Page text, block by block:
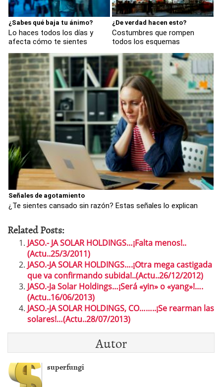
¿Sabes qué baja tu ánimo?
Lo haces todos los días y
afecta cómo te sientes
¿De verdad hacen esto?
Costumbres que rompen
todos los esquemas
Señales de agotamiento
¿Te sientes cansado sin razón? Estas señales lo explican
Related Posts:
JASO.- JA SOLAR HOLDINGS…¡Falta menos!..
(Actu..25/3/2011)
JASO.-JA SOLAR HOLDINGS….¡Otra mega castigada
que va confirmando subida!..(Actu..26/12/2012)
JASO.-Ja Solar Holdings…¡Será «yin» o «yang»!….
(Actu..16/06/2013)
JASO.-JA SOLAR HOLDINGS, CO……..¡Se rearman las
solares!…(Actu..28/07/2013)
Autor
superfungi